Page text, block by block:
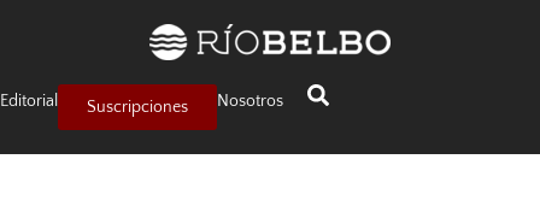
Editorial Suscripciones Nosotros